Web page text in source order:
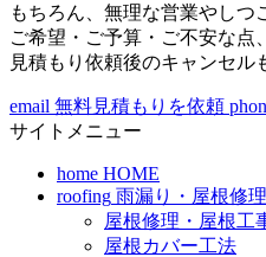
もちろん、無理な営業やしつ
ご希望・ご予算・ご不安な点
見積もり依頼後のキャンセル
email 無料見積もりを依頼
サイトメニュー
home HOME
roofing 雨漏り・屋根修
屋根修理・屋根工
屋根カバー工法